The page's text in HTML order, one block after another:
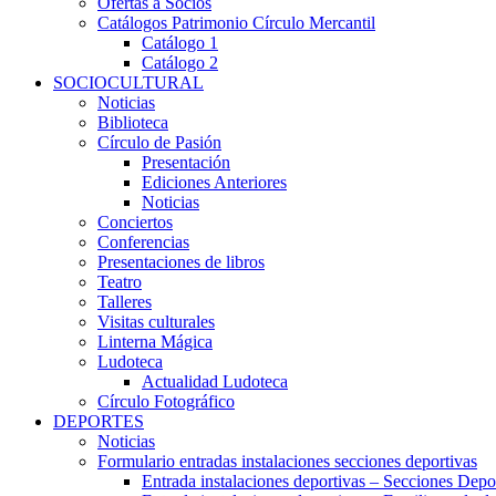
Catálogos Patrimonio Círculo Mercantil
Catálogo 1
Catálogo 2
SOCIOCULTURAL
Noticias
Biblioteca
Círculo de Pasión
Presentación
Ediciones Anteriores
Noticias
Conciertos
Conferencias
Presentaciones de libros
Teatro
Talleres
Visitas culturales
Linterna Mágica
Ludoteca
Actualidad Ludoteca
Círculo Fotográfico
DEPORTES
Noticias
Formulario entradas instalaciones secciones deportivas
Entrada instalaciones deportivas – Secciones